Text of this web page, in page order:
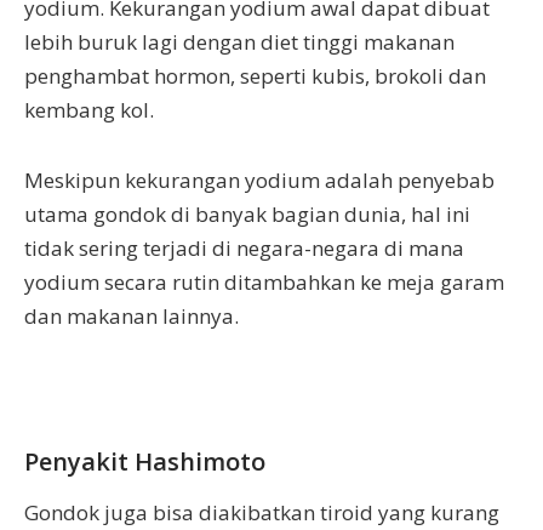
yodium. Kekurangan yodium awal dapat dibuat
lebih buruk lagi dengan diet tinggi makanan
penghambat hormon, seperti kubis, brokoli dan
kembang kol.
Meskipun kekurangan yodium adalah penyebab
utama gondok di banyak bagian dunia, hal ini
tidak sering terjadi di negara-negara di mana
yodium secara rutin ditambahkan ke meja garam
dan makanan lainnya.
Penyakit Hashimoto
Gondok juga bisa diakibatkan tiroid yang kurang